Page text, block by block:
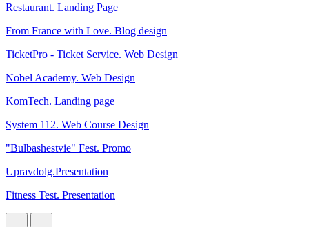
Restaurant. Landing Page
From France with Love. Blog design
TicketPro - Ticket Service. Web Design
Nobel Academy. Web Design
KomTech. Landing page
System 112. Web Course Design
"Bulbashestvie" Fest. Promo
Upravdolg.Presentation
Fitness Test. Presentation